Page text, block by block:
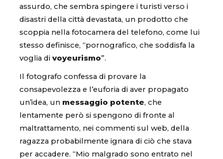
assurdo, che sembra spingere i turisti verso i
disastri della città devastata, un prodotto che
scoppia nella fotocamera del telefono, come lui
stesso definisce, “pornografico, che soddisfa la
voglia di voyeurismo”.
Il fotografo confessa di provare la
consapevolezza e l’euforia di aver propagato
un’idea, un messaggio potente, che
lentamente però si spengono di fronte al
maltrattamento, nei commenti sul web, della
ragazza probabilmente ignara di ciò che stava
per accadere. “Mio malgrado sono entrato nel